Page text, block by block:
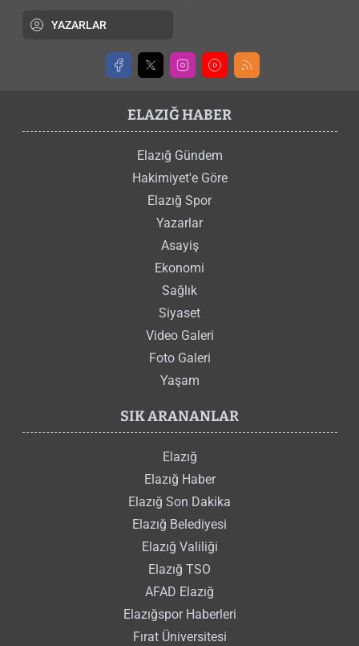
YAZARLAR
ELAZIĞ HABER
Elazığ Gündem
Hakimiyet'e Göre
Elazığ Spor
Yazarlar
Asayiş
Ekonomi
Sağlık
Siyaset
Video Galeri
Foto Galeri
Yaşam
SIK ARANANLAR
Elazığ
Elazığ Haber
Elazığ Son Dakika
Elazığ Belediyesi
Elazığ Valiliği
Elazığ TSO
AFAD Elazığ
Elazığspor Haberleri
Fırat Üniversitesi